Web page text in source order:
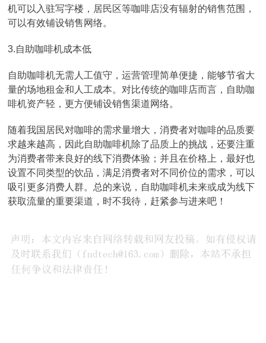
机可以入驻写字楼，居民区等咖啡店没有辐射的销售范围，
可以有效铺设销售网络。
3.自助咖啡机成本低
自助咖啡机无需人工值守，运营管理简单便捷，能够节省大
量的场地租金和人工成本。对比传统的咖啡店而言，自助咖
啡机资产轻，更方便铺设销售渠道网络。
随着我国居民对咖啡的需求量增大，消费者对咖啡的品质要
求越来越高，因此自助咖啡机除了品质上的挑战，还要注重
为消费者带来良好的线下消费体验；并且在价格上，最好也
设置不同类型的饮品，满足消费者对不同价位的需求，可以
吸引更多消费人群。总的来说，自助咖啡机未来或成为线下
获取流量的重要渠道，时不我待，赶紧参与进来吧！